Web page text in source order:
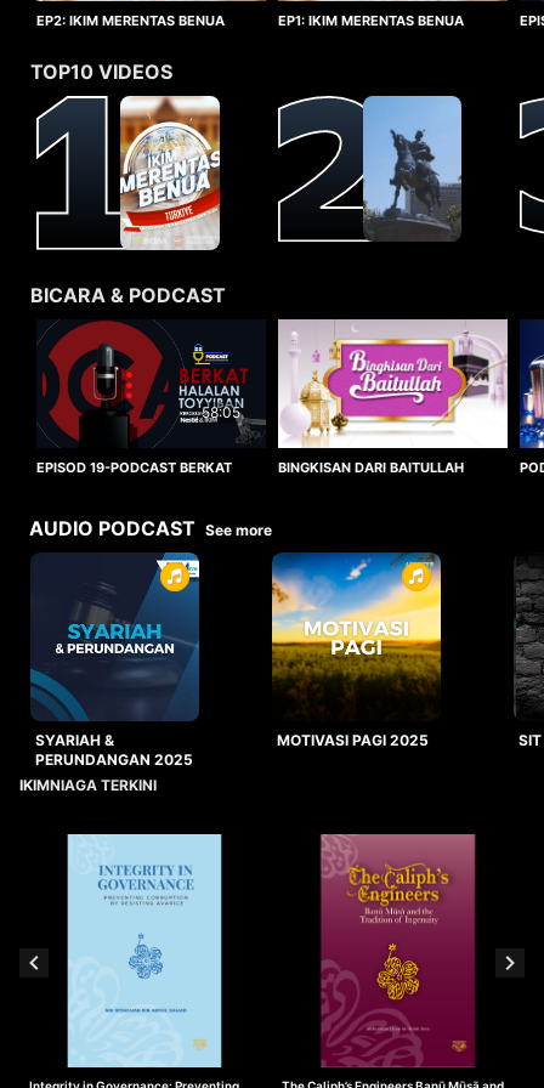
EP2: IKIM MERENTAS BENUA
EP1: IKIM MERENTAS BENUA
TOP10 VIDEOS
BICARA & PODCAST
58:05
EPISOD 19-PODCAST BERKAT
BINGKISAN DARI BAITULLAH
AUDIO PODCAST See more
SYARIAH &
PERUNDANGAN 2025
MOTIVASI PAGI 2025
IKIMNIAGA TERKINI